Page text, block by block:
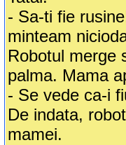
- Sa-ti fie
minteam
Robotul merge
palma. Mama
- Se vede ca-i
De indata,
mamei.